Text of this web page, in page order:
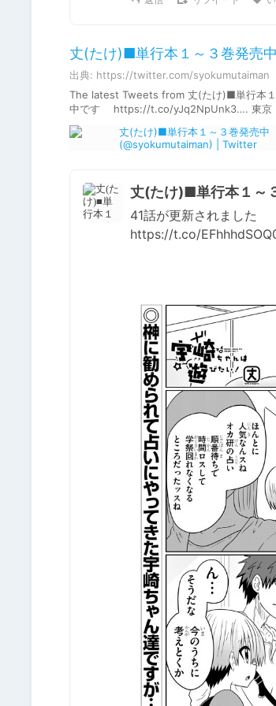
丈(たけ)■単行本１～３巻発売
出典: https://twitter.com/syokumutaiman
The latest Tweets from 丈(たけ)■単行本１
中です https://t.co/yJq2NpUnk3…. 東京
丈(たけ)■単行本１～
41話が更新されました
https://t.co/